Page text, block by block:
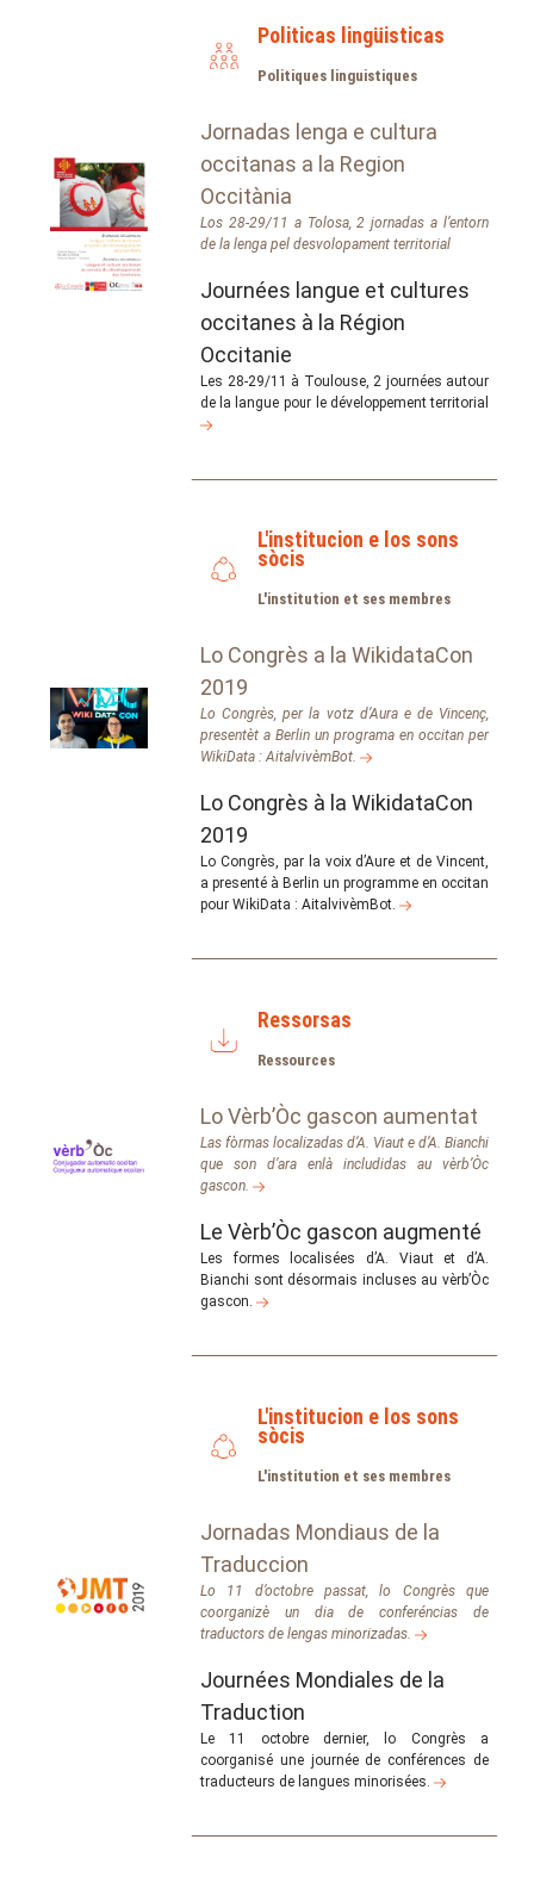
Politicas lingüisticas
Politiques linguistiques
Jornadas lenga e cultura
occitanas a la Region
Occitània
Los 28-29/11 a Tolosa, 2 jornadas a l’entorn
de la lenga pel desvolopament territorial
Journées langue et cultures
occitanes à la Région
Occitanie
Les 28-29/11 à Toulouse, 2 journées autour
de la langue pour le développement territorial
L'institucion e los sons
sòcis
L'institution et ses membres
Lo Congrès a la WikidataCon
2019
Lo Congrès, per la votz d’Aura e de Vincenç,
presentèt a Berlin un programa en occitan per
WikiData : AitalvivèmBot.
Lo Congrès à la WikidataCon
2019
Lo Congrès, par la voix d’Aure et de Vincent,
a presenté à Berlin un programme en occitan
pour WikiData : AitalvivèmBot.
Ressorsas
Ressources
Lo Vèrb’Òc gascon aumentat
Las fòrmas localizadas d’A. Viaut e d’A. Bianchi
que son d’ara enlà includidas au vèrb’Òc
gascon.
Le Vèrb’Òc gascon augmenté
Les formes localisées d’A. Viaut et d’A.
Bianchi sont désormais incluses au vèrb’Òc
gascon.
L'institucion e los sons
sòcis
L'institution et ses membres
Jornadas Mondiaus de la
Traduccion
Lo 11 d’octobre passat, lo Congrès que
coorganizè un dia de conferéncias de
traductors de lengas minorizadas.
Journées Mondiales de la
Traduction
Le 11 octobre dernier, lo Congrès a
coorganisé une journée de conférences de
traducteurs de langues minorisées.